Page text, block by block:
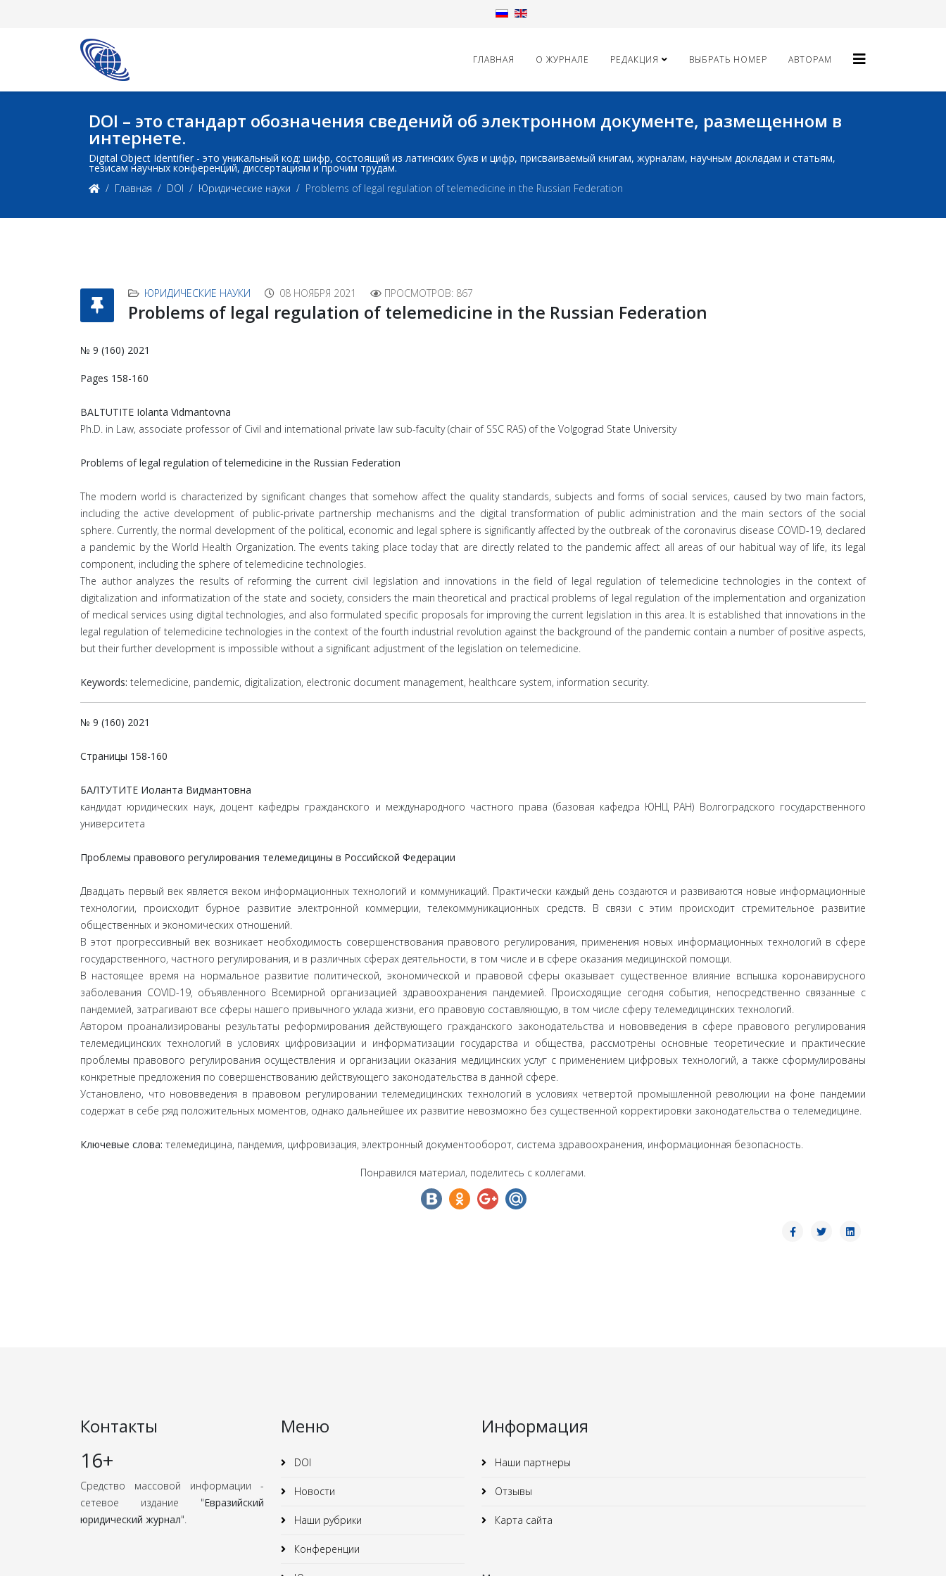
ГЛАВНАЯ О ЖУРНАЛЕ РЕДАКЦИЯ ВЫБРАТЬ НОМЕР АВТОРАМ
DOI – это стандарт обозначения сведений об электронном документе, размещенном в
интернете.
Digital Object Identifier - это уникальный код: шифр, состоящий из латинских букв и цифр, присваиваемый книгам, журналам, научным докладам и статьям,
тезисам научных конференций, диссертациям и прочим трудам.
Главная
DOI Юридические науки Problems of legal regulation of telemedicine in the Russian Federation
ЮРИДИЧЕСКИЕ НАУКИ 08 НОЯБРЯ 2021 ПРОСМОТРОВ: 867
Problems of legal regulation of telemedicine in the Russian Federation
№ 9 (160) 2021
Pages 158-160
BALTUTITE Iolanta Vidmantovna
Ph.D. in Law, associate professor of Civil and international private law sub-faculty (chair of SSC RAS) of the Volgograd State University
Problems of legal regulation of telemedicine in the Russian Federation
The modern world is characterized by significant changes that somehow affect the quality standards, subjects and forms of social services, caused by two main factors,
including the active development of public-private partnership mechanisms and the digital transformation of public administration and the main sectors of the social
sphere. Currently, the normal development of the political, economic and legal sphere is significantly affected by the outbreak of the coronavirus disease COVID-19, declared
a pandemic by the World Health Organization. The events taking place today that are directly related to the pandemic affect all areas of our habitual way of life, its legal
component, including the sphere of telemedicine technologies.
The author analyzes the results of reforming the current civil legislation and innovations in the field of legal regulation of telemedicine technologies in the context of
digitalization and informatization of the state and society, considers the main theoretical and practical problems of legal regulation of the implementation and organization
of medical services using digital technologies, and also formulated specific proposals for improving the current legislation in this area. It is established that innovations in the
legal regulation of telemedicine technologies in the context of the fourth industrial revolution against the background of the pandemic contain a number of positive aspects,
but their further development is impossible without a significant adjustment of the legislation on telemedicine.
Keywords: telemedicine, pandemic, digitalization, electronic document management, healthcare system, information security.
№ 9 (160) 2021
Страницы 158-160
БАЛТУТИТЕ Иоланта Видмантовна
кандидат юридических наук, доцент кафедры гражданского и международного частного права (базовая кафедра ЮНЦ РАН) Волгоградского государственного
университета
Проблемы правового регулирования телемедицины в Российской Федерации
Двадцать первый век является веком информационных технологий и коммуникаций. Практически каждый день создаются и развиваются новые информационные
технологии, происходит бурное развитие электронной коммерции, телекоммуникационных средств. В связи с этим происходит стремительное развитие
общественных и экономических отношений.
В этот прогрессивный век возникает необходимость совершенствования правового регулирования, применения новых информационных технологий в сфере
государственного, частного регулирования, и в различных сферах деятельности, в том числе и в сфере оказания медицинской помощи.
В настоящее время на нормальное развитие политической, экономической и правовой сферы оказывает существенное влияние вспышка коронавирусного
заболевания COVID-19, объявленного Всемирной организацией здравоохранения пандемией. Происходящие сегодня события, непосредственно связанные с
пандемией, затрагивают все сферы нашего привычного уклада жизни, его правовую составляющую, в том числе сферу телемедицинских технологий.
Автором проанализированы результаты реформирования действующего гражданского законодательства и нововведения в сфере правового регулирования
телемедицинских технологий в условиях цифровизации и информатизации государства и общества, рассмотрены основные теоретические и практические
проблемы правового регулирования осуществления и организации оказания медицинских услуг с применением цифровых технологий, а также сформулированы
конкретные предложения по совершенствованию действующего законодательства в данной сфере.
Установлено, что нововведения в правовом регулировании телемедицинских технологий в условиях четвертой промышленной революции на фоне пандемии
содержат в себе ряд положительных моментов, однако дальнейшее их развитие невозможно без существенной корректировки законодательства о телемедицине.
Ключевые слова: телемедицина, пандемия, цифровизация, электронный документооборот, система здравоохранения, информационная безопасность.
Понравился материал, поделитесь с коллегами.
Контакты
16+
Средство массовой информации -
сетевое издание "Евразийский
юридический журнал".
Меню
DOI
Новости
Наши рубрики
Конференции
Информация
Наши партнеры
Отзывы
Карта сайта